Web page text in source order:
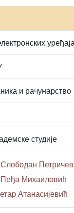
и рачунарство
студије
Михаиловић
Атанасијевић